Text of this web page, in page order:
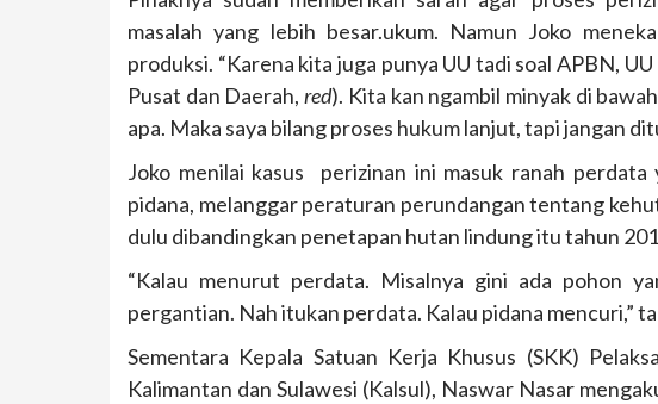
masalah yang lebih besar.ukum. Namun Joko
produksi. “Karena kita juga punya UU tadi soal APBN,
Pusat dan Daerah,red). Kita kan ngambil minyak di
apa. Maka saya bilang proses hukum lanjut, tapi jangan
Joko menilai kasus perizinan ini masuk ranah
pidana, melanggar peraturan perundangan tentang
dulu dibandingkan penetapan hutan lindung itu tahun
“Kalau menurut perdata. Misalnya gini ada pohon
pergantian. Nah itukan perdata. Kalau pidana mencuri,”
Sementara Kepala Satuan Kerja Khusus (SKK)
Kalimantan dan Sulawesi (Kalsul), Naswar Nasar